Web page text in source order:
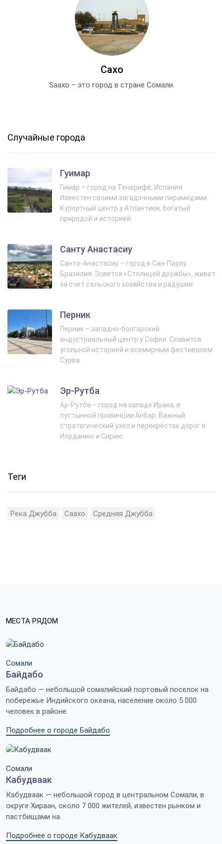
Сахо
Saaxo – это город в стране Сомали.
Случайные города
Гуимар
Гима́р – город на Тенерифе, Испания.
Известен своими загадочными пирамидами.
Курортный центр у Атлантики, богатый
природой и историей.
Санту Анастасиу
Санто-Анастасиу – город в Сан-Паулу,
Бразилия. Зовется «Столицей дружбы», живет
за счет сельского хозяйства и радушия.
Перник
Перник – западно-болгарский
индустриальный центр у Софии. Славится
угольной историей и всемирным фестивалем
Сурва.
Эр-Рутба
Ар-Рутба – город на западе Ирака, в
пустынной провинции Анбар. Важный
стратегический узел и перекрёсток дорог в
Иорданию и Сирию.
Теги
Река Джубба Саахо Средняя Джубба
МЕСТА РЯДОМ
Сомали
Байдабо
Байдабо — небольшой сомалийский портовый поселок на
побережье Индийского океана, население около 5 000
человек в районе.
Подробнее о городе Байдабо
Сомали
Кабудваак
Кабудваак — небольшой город в центральном Сомали, в
округе Хираан, около 7 000 жителей, известен рынком и
пастбищами на.
Подробнее о городе Кабудваак